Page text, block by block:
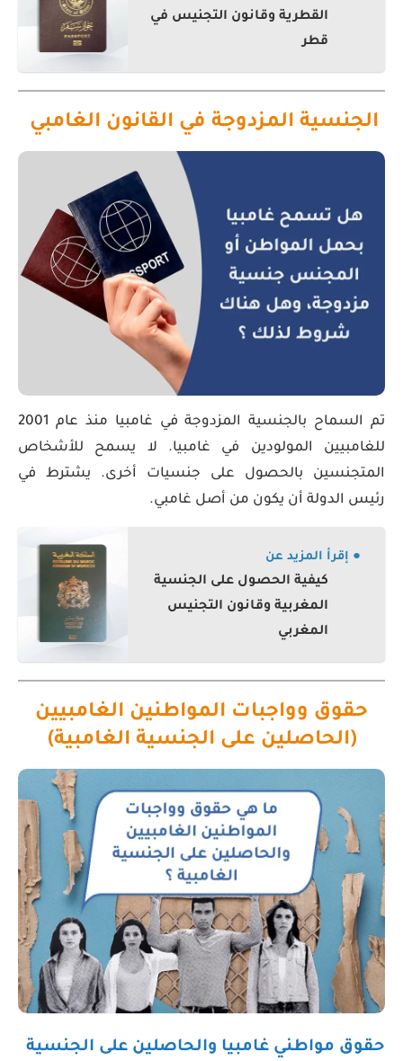
القطرية وقانون التجنيس في
قطر
الجنسية المزدوجة في القانون الغامبي
تم السماح بالجنسية المزدوجة في غامبيا منذ عام 2001
للغامبيين المولودين في غامبيا. لا يسمح للأشخاص
المتجنسين بالحصول على جنسيات أخرى. يشترط في
رئيس الدولة أن يكون من أصل غامبي.
● إقرأ المزيد عن
كيفية الحصول على الجنسية
المغربية وقانون التجنيس
المغربي
حقوق وواجبات المواطنين الغامبيين
(الحاصلين على الجنسية الغامبية)
حقوق مواطني غامبيا والحاصلين على الجنسية